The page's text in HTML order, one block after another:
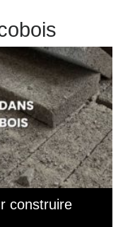
construire